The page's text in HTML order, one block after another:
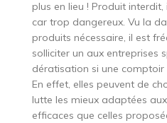
plus en lieu ! Produit
car trop dangereux. Vu la
produits nécessaire, il est
solliciter un aux entreprises
dératisation si une comptoir
En effet, elles peuvent de
lutte les mieux adaptées
efficaces que celles